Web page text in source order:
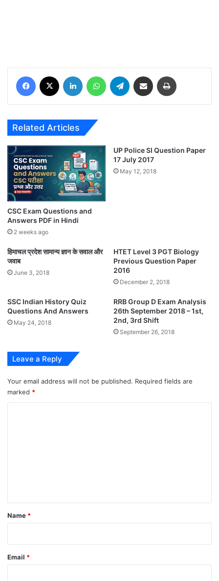
Facebook LinkedIn WhatsAppTelegram Share via Email
Related Articles
CSC Exam Questions and
Answers PDF in Hindi
2 weeks ago
UP Police SI Question Paper
17 July 2017
May 12, 2018
हिमाचल प्रदेश सामान्य ज्ञान के सवाल और
जवाब
June 3, 2018
HTET Level 3 PGT Biology
Previous Question Paper
2016
December 2, 2018
SSC Indian History Quiz
Questions And Answers
May 24, 2018
RRB Group D Exam Analysis
26th September 2018 – 1st,
2nd, 3rd Shift
September 26, 2018
Leave a Reply
Your email address will not be published. Required fields are
marked *
*
Name *
Email *